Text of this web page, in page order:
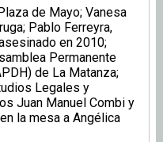
de Mayo; Vanesa
Pablo Ferreyra,
en 2010;
Permanente
de La Matanza;
Legales y
Juan Manuel Combi y
la mesa a Angélica